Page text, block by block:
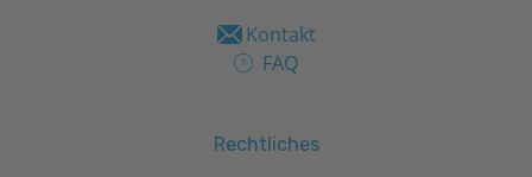
Kontakt
FAQ
Rechtliches